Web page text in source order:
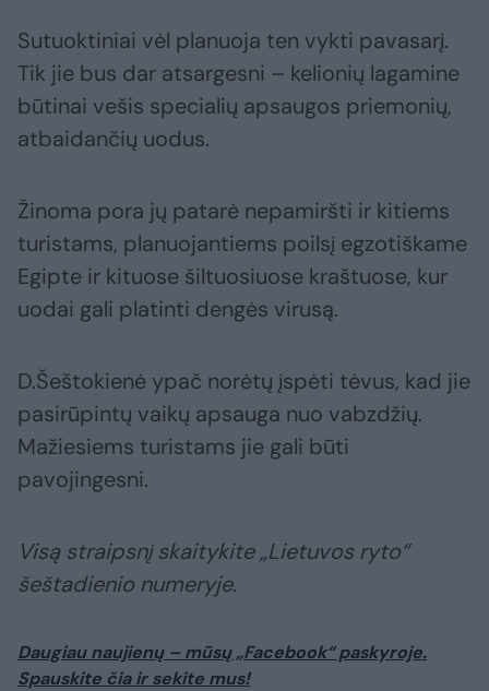
Sutuoktiniai vėl planuoja ten vykti pavasarį.
Tik jie bus dar atsargesni – kelionių lagamine
būtinai vešis specialių apsaugos priemonių,
atbaidančių uodus.
Žinoma pora jų patarė nepamiršti ir kitiems
turistams, planuojantiems poilsį egzotiškame
Egipte ir kituose šiltuosiuose kraštuose, kur
uodai gali platinti dengės virusą.
D.Šeštokienė ypač norėtų įspėti tėvus, kad jie
pasirūpintų vaikų apsauga nuo vabzdžių.
Mažiesiems turistams jie gali būti
pavojingesni.
Visą straipsnį skaitykite „Lietuvos ryto“
šeštadienio numeryje.
Daugiau naujienų – mūsų „Facebook“ paskyroje.
Spauskite čia ir sekite mus!